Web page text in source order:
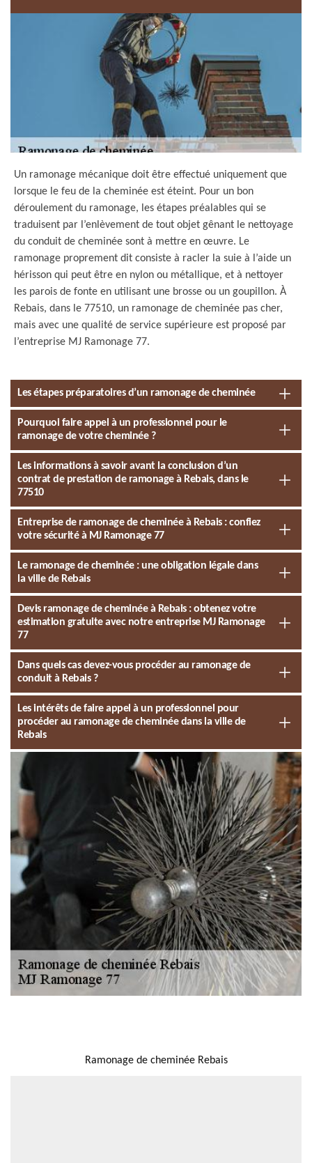
Un ramonage mécanique doit être effectué uniquement que
lorsque le feu de la cheminée est éteint. Pour un bon
déroulement du ramonage, les étapes préalables qui se
traduisent par l’enlèvement de tout objet gênant le nettoyage
du conduit de cheminée sont à mettre en œuvre. Le
ramonage proprement dit consiste à racler la suie à l’aide un
hérisson qui peut être en nylon ou métallique, et à nettoyer
les parois de fonte en utilisant une brosse ou un goupillon. À
Rebais, dans le 77510, un ramonage de cheminée pas cher,
mais avec une qualité de service supérieure est proposé par
l’entreprise MJ Ramonage 77.
Les étapes préparatoires d’un ramonage de cheminée
Pourquoi faire appel à un professionnel pour le
ramonage de votre cheminée ?
Les informations à savoir avant la conclusion d’un
contrat de prestation de ramonage à Rebais, dans le
77510
Entreprise de ramonage de cheminée à Rebais : confiez
votre sécurité à MJ Ramonage 77
Le ramonage de cheminée : une obligation légale dans
la ville de Rebais
Devis ramonage de cheminée à Rebais : obtenez votre
estimation gratuite avec notre entreprise MJ Ramonage
77
Dans quels cas devez-vous procéder au ramonage de
conduit à Rebais ?
Les intérêts de faire appel à un professionnel pour
procéder au ramonage de cheminée dans la ville de
Rebais
Ramonage de cheminée Rebais